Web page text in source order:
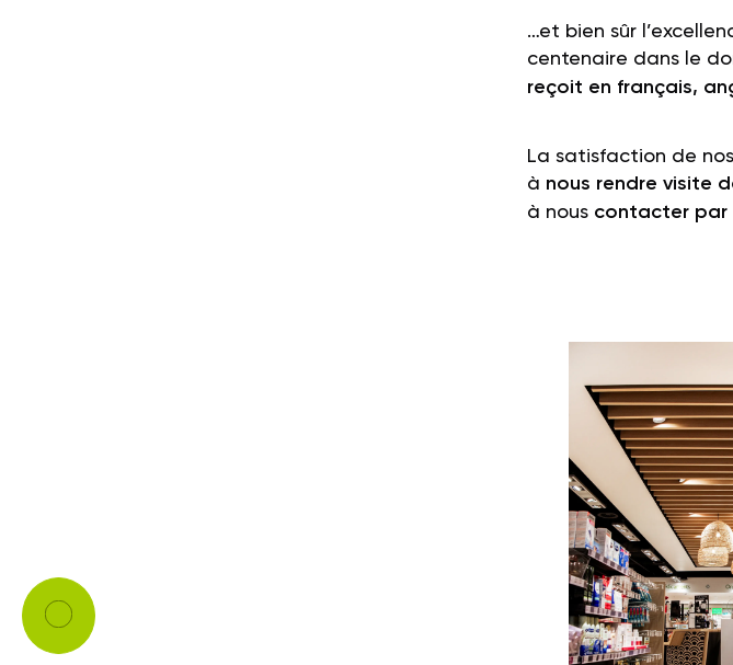
…et bien sûr
centenaire dans le
reçoit en français,
La satisfaction de
à nous rendre visite
à nous contacter par